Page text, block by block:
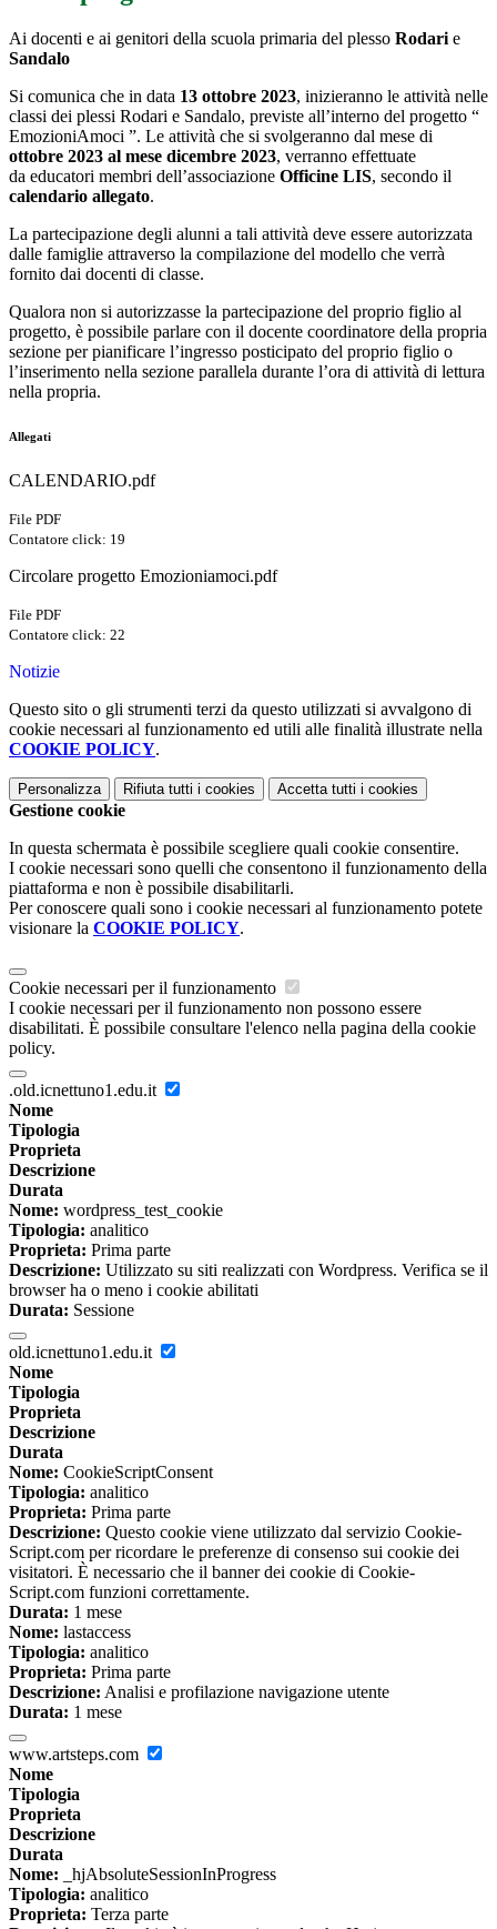
Ai docenti e ai genitori della scuola primaria del plesso Rodari e
Sandalo
Si comunica che in data 13 ottobre 2023, inizieranno le attività nelle
classi dei plessi Rodari e Sandalo, previste all’interno del progetto “
EmozioniAmoci ”. Le attività che si svolgeranno dal mese di
ottobre 2023 al mese dicembre 2023, verranno effettuate
da educatori membri dell’associazione Officine LIS, secondo il
calendario allegato.
La partecipazione degli alunni a tali attività deve essere autorizzata
dalle famiglie attraverso la compilazione del modello che verrà
fornito dai docenti di classe.
Qualora non si autorizzasse la partecipazione del proprio figlio al
progetto, è possibile parlare con il docente coordinatore della propria
sezione per pianificare l’ingresso posticipato del proprio figlio o
l’inserimento nella sezione parallela durante l’ora di attività di lettura
nella propria.
Allegati
CALENDARIO.pdf
File PDF
Contatore click: 19
Circolare progetto Emozioniamoci.pdf
File PDF
Contatore click: 22
Notizie
Questo sito o gli strumenti terzi da questo utilizzati si avvalgono di
cookie necessari al funzionamento ed utili alle finalità illustrate nella
COOKIE POLICY.
Personalizza Rifiuta tutti i cookies Accetta tutti i cookies
Gestione cookie
In questa schermata è possibile scegliere quali cookie consentire.
I cookie necessari sono quelli che consentono il funzionamento della
piattaforma e non è possibile disabilitarli.
Per conoscere quali sono i cookie necessari al funzionamento potete
visionare la COOKIE POLICY.
Cookie necessari per il funzionamento
I cookie necessari per il funzionamento non possono essere
disabilitati. È possibile consultare l'elenco nella pagina della cookie
policy.
.old.icnettuno1.edu.it
Nome
Tipologia
Proprieta
Descrizione
Durata
Nome: wordpress_test_cookie
Tipologia: analitico
Proprieta: Prima parte
Descrizione: Utilizzato su siti realizzati con Wordpress. Verifica se il
browser ha o meno i cookie abilitati
Durata: Sessione
old.icnettuno1.edu.it
Nome
Tipologia
Proprieta
Descrizione
Durata
Nome: CookieScriptConsent
Tipologia: analitico
Proprieta: Prima parte
Descrizione: Questo cookie viene utilizzato dal servizio Cookie-
Script.com per ricordare le preferenze di consenso sui cookie dei
visitatori. È necessario che il banner dei cookie di Cookie-
Script.com funzioni correttamente.
Durata: 1 mese
Nome: lastaccess
Tipologia: analitico
Proprieta: Prima parte
Descrizione: Analisi e profilazione navigazione utente
Durata: 1 mese
www.artsteps.com
Nome
Tipologia
Proprieta
Descrizione
Durata
Nome: _hjAbsoluteSessionInProgress
Tipologia: analitico
Proprieta: Terza parte